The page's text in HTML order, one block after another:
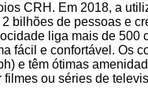
CRH. Em 2018, a
bilhões de pessoas e
liga mais de 500
fácil e confortável. Os
e têm ótimas
ou séries de